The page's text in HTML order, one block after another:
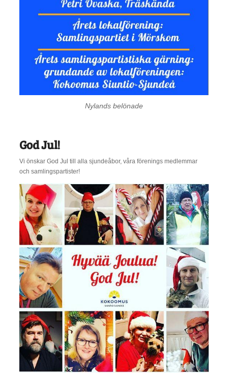
Nylands belönade
God Jul!
Vi önskar God Jul till alla sjundeåbor, våra förenings medlemmar
och samlingspartister!